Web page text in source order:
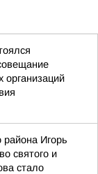
организаций
района Игорь
святого и
стало